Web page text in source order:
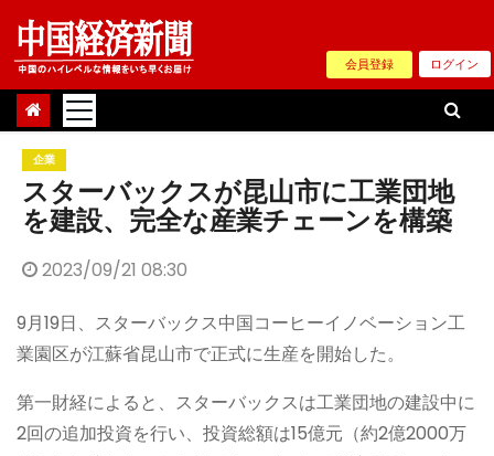
Skip
content
会員登録 ログイン
企業
スターバックスが昆山市に工業団地
を建設、完全な産業チェーンを構築
2023/09/21 08:30
9月19日、スターバックス中国コーヒーイノベーション工
業園区が江蘇省昆山市で正式に生産を開始した。
第一財経によると、スターバックスは工業団地の建設中に
2回の追加投資を行い、投資総額は15億元（約2億2000万